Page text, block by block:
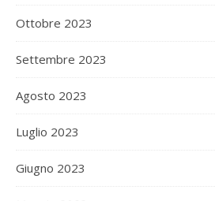
Ottobre 2023
Settembre 2023
Agosto 2023
Luglio 2023
Giugno 2023